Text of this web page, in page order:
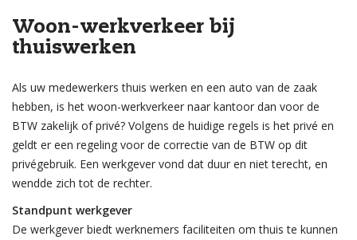
Woon-werkverkeer bij
thuiswerken
Als uw medewerkers thuis werken en een auto van de zaak
hebben, is het woon-werkverkeer naar kantoor dan voor de
BTW zakelijk of privé? Volgens de huidige regels is het privé en
geldt er een regeling voor de correctie van de BTW op dit
privégebruik. Een werkgever vond dat duur en niet terecht, en
wendde zich tot de rechter.
Standpunt werkgever
De werkgever biedt werknemers faciliteiten om thuis te kunnen